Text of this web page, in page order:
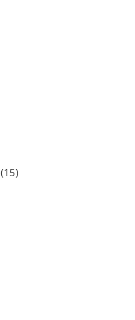
(15)